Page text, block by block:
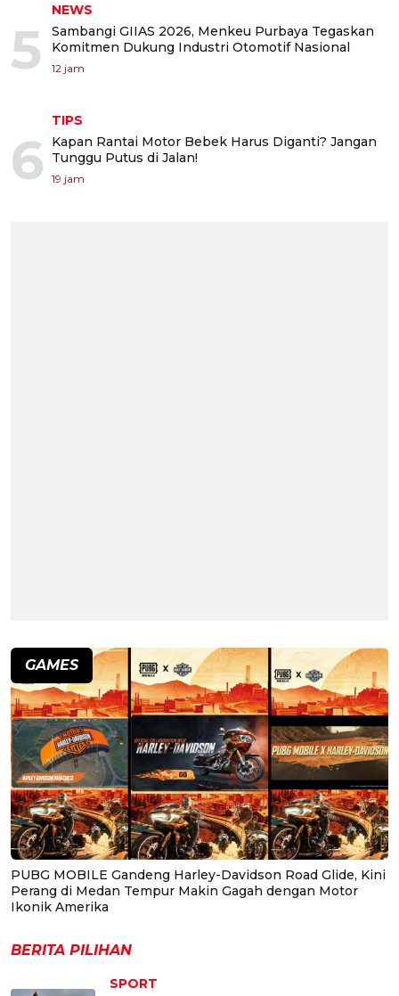
5
NEWS
Sambangi GIIAS 2026, Menkeu Purbaya Tegaskan
Komitmen Dukung Industri Otomotif Nasional
12 jam
6
TIPS
Kapan Rantai Motor Bebek Harus Diganti? Jangan
Tunggu Putus di Jalan!
19 jam
GAMES
PUBG MOBILE Gandeng Harley-Davidson Road Glide, Kini
Perang di Medan Tempur Makin Gagah dengan Motor
Ikonik Amerika
BERITA PILIHAN
SPORT